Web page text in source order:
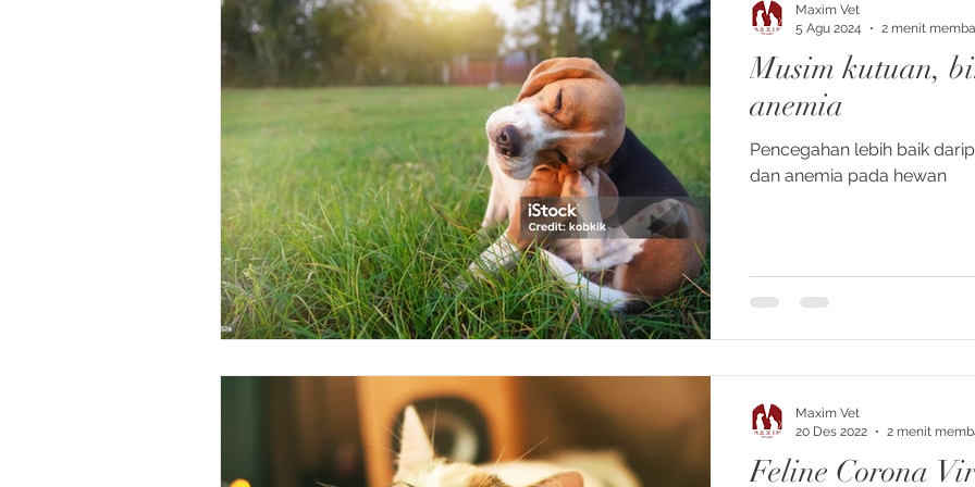
Musim kutuan,
anemia
Pencegahan lebih baik
dan anemia pada hewan
Maxim Vet
5 Agu 2024
2 menit
Feline Corona
Maxim Vet
20 Des 2022
2 menit